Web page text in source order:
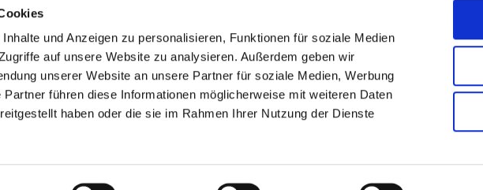
und Anzeigen zu personalisieren, Funktionen für soziale Medien
auf unsere Website zu analysieren. Außerdem geben wir
unserer Website an unsere Partner für soziale Medien, Werbung
Partner führen diese Informationen möglicherweise mit weiteren Daten
haben oder die sie im Rahmen Ihrer Nutzung der Dienste